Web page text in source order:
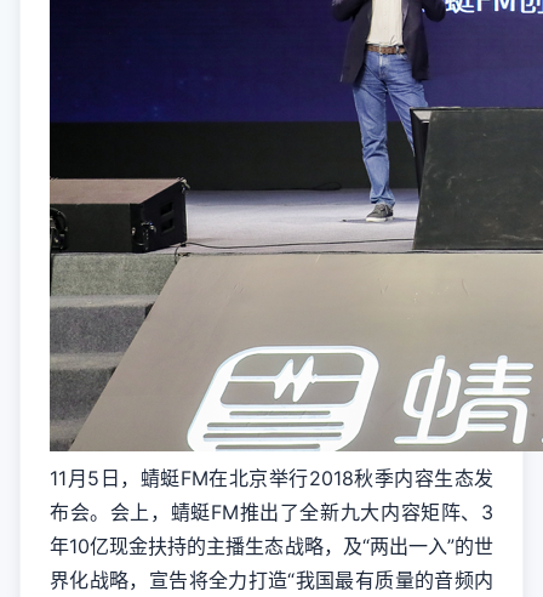
11月5日，蜻蜓FM在北京举行2018秋季内容生态发
布会。会上，蜻蜓FM推出了全新九大内容矩阵、3
年10亿现金扶持的主播生态战略，及“两出一入”的世
界化战略，宣告将全力打造“我国最有质量的音频内